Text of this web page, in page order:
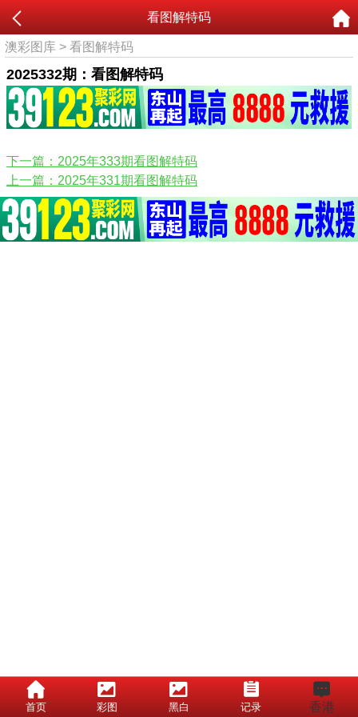
首页 彩图 黑白 记录 香港
看图解特码
澳彩图库 >看图解特码
2025332期：看图解特码
下一篇：2025年333期看图解特码
上一篇：2025年331期看图解特码